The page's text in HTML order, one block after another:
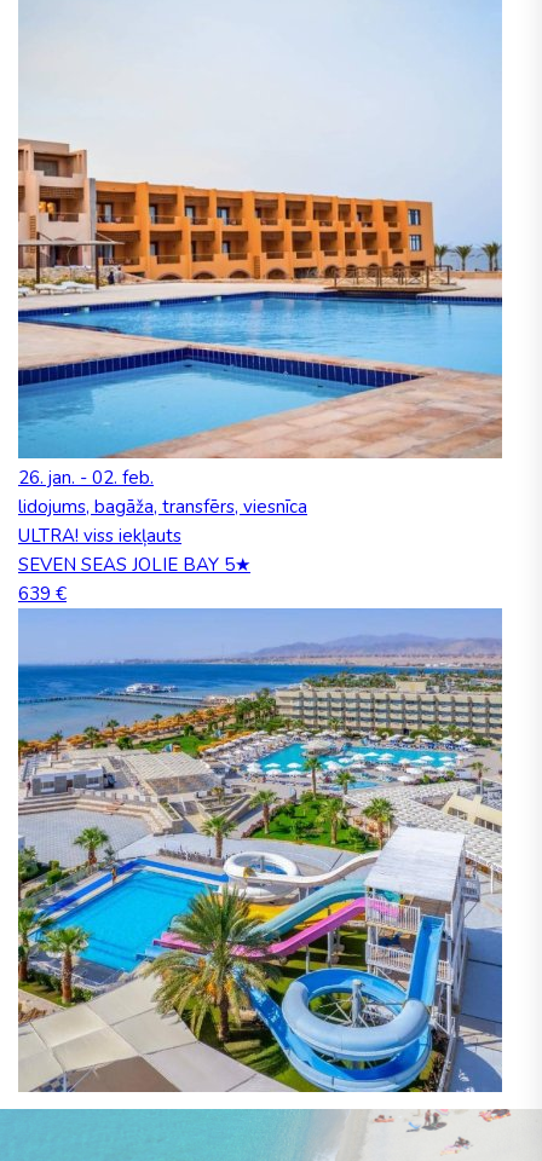
26. jan. - 02. feb.
lidojums, bagāža, transfērs, viesnīca
ULTRA! viss iekļauts
SEVEN SEAS JOLIE BAY 5★
639 €